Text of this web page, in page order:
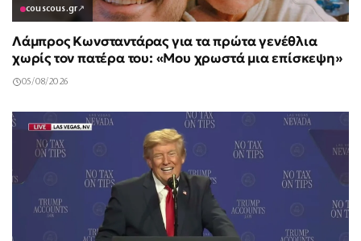
couscous.gr↗
Λάμπρος Κωνσταντάρας για τα πρώτα γενέθλια
χωρίς τον πατέρα του: «Μου χρωστά μια επίσκεψη»
05/08/2026